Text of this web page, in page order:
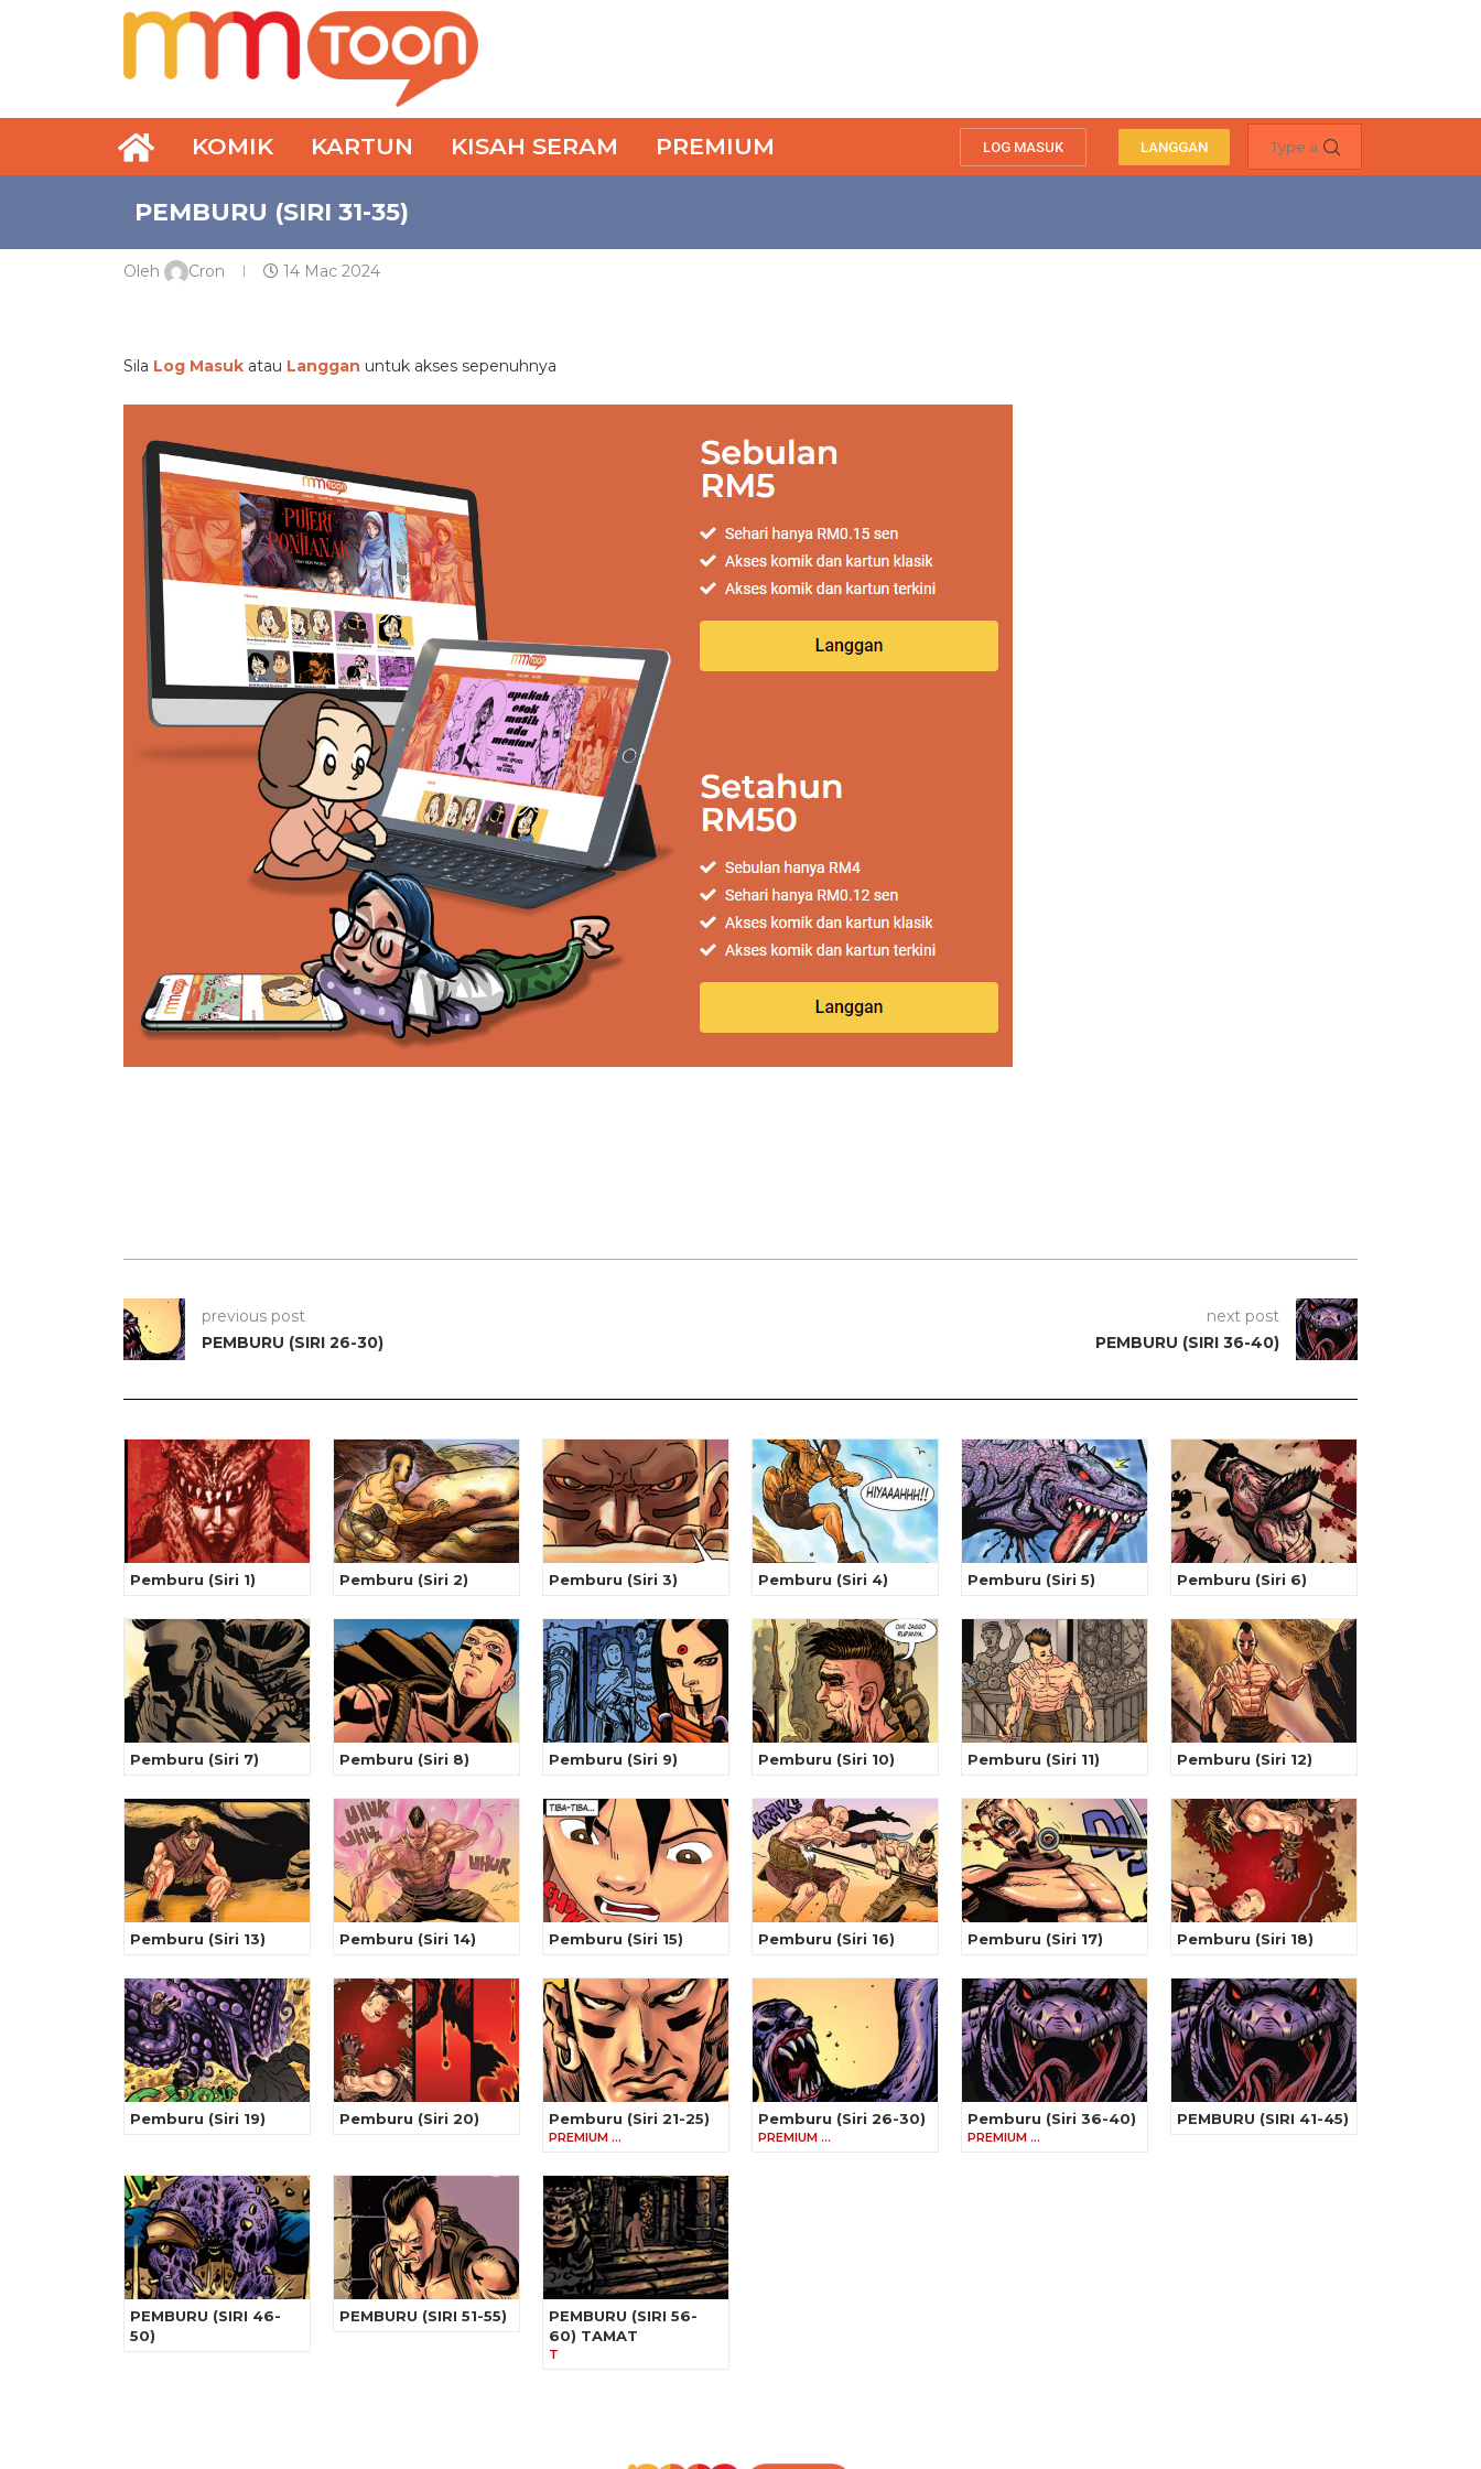
KOMIK KARTUN KISAH SERAM PREMIUM LOG MASUK LANGGAN
PEMBURU (SIRI 31-35)
Oleh Cron 14 Mac 2024
Sila Log Masuk atau Langgan untuk akses sepenuhnya
previous post
PEMBURU (SIRI 26-30)
next post
PEMBURU (SIRI 36-40)
Pemburu (Siri 1) Pemburu (Siri 2) Pemburu (Siri 3) Pemburu (Siri 4) Pemburu (Siri 5) Pemburu (Siri 6)
Pemburu (Siri 7) Pemburu (Siri 8) Pemburu (Siri 9) Pemburu (Siri 10) Pemburu (Siri 11) Pemburu (Siri 12)
Pemburu (Siri 13) Pemburu (Siri 14) Pemburu (Siri 15) Pemburu (Siri 16) Pemburu (Siri 17) Pemburu (Siri 18)
Pemburu (Siri 19) Pemburu (Siri 20) Pemburu (Siri 21-25)
PREMIUM …
Pemburu (Siri 26-30)
PREMIUM …
Pemburu (Siri 36-40)
PREMIUM …
PEMBURU (SIRI 41-45)
PEMBURU (SIRI 46-
50)
PEMBURU (SIRI 51-55)
PEMBURU (SIRI 56-
60) TAMAT
T